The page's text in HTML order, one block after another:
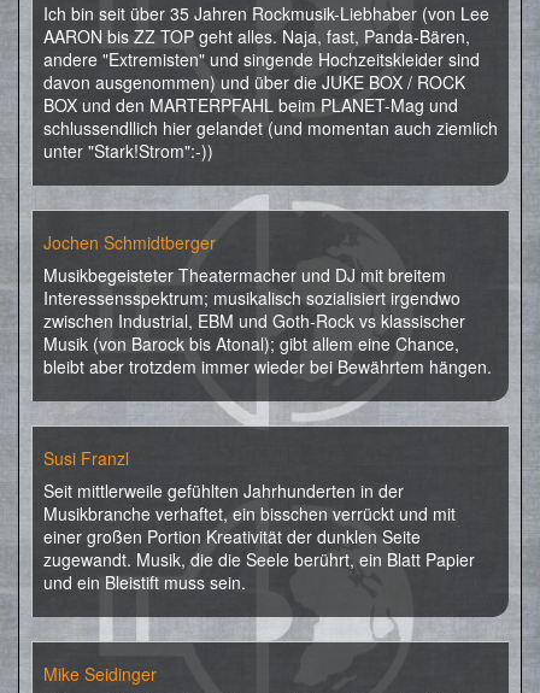
Ich bin seit über 35 Jahren Rockmusik-Liebhaber (von Lee
AARON bis ZZ TOP geht alles. Naja, fast, Panda-Bären,
andere "Extremisten" und singende Hochzeitskleider sind
davon ausgenommen) und über die JUKE BOX / ROCK
BOX und den MARTERPFAHL beim PLANET-Mag und
schlussendllich hier gelandet (und momentan auch ziemlich
unter "Stark!Strom":-))
Jochen Schmidtberger
Musikbegeisteter Theatermacher und DJ mit breitem
Interessensspektrum; musikalisch sozialisiert irgendwo
zwischen Industrial, EBM und Goth-Rock vs klassischer
Musik (von Barock bis Atonal); gibt allem eine Chance,
bleibt aber trotzdem immer wieder bei Bewährtem hängen.
Susi Franzl
Seit mittlerweile gefühlten Jahrhunderten in der
Musikbranche verhaftet, ein bisschen verrückt und mit
einer großen Portion Kreativität der dunklen Seite
zugewandt. Musik, die die Seele berührt, ein Blatt Papier
und ein Bleistift muss sein.
Mike Seidinger